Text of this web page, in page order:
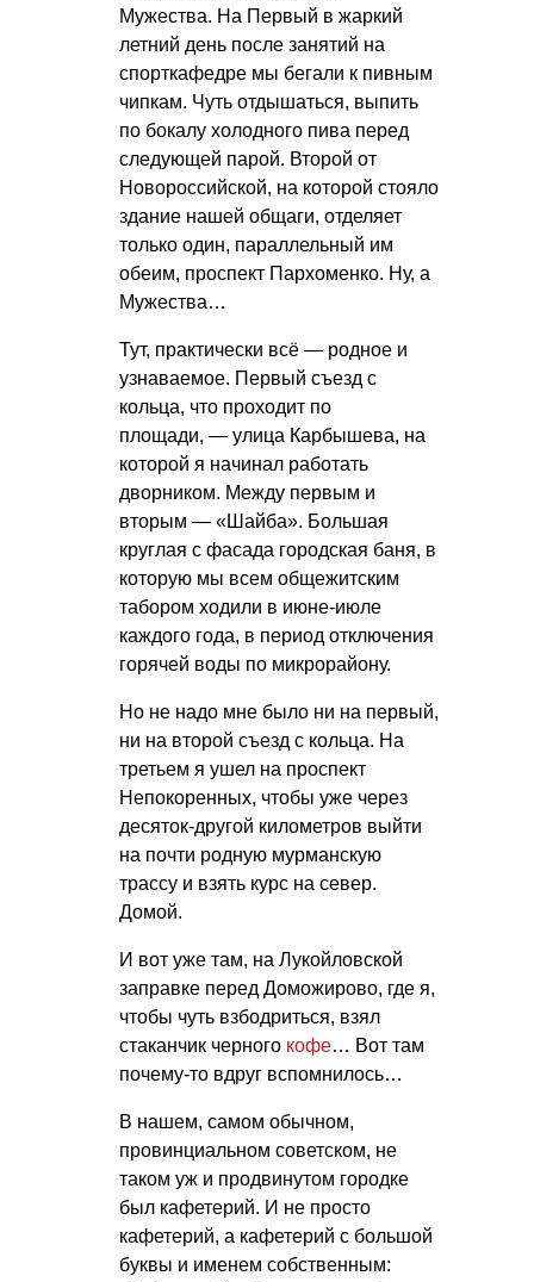
Мужества. На Первый в жаркий
летний день после занятий на
спорткафедре мы бегали к пивным
чипкам. Чуть отдышаться, выпить
по бокалу холодного пива перед
следующей парой. Второй от
Новороссийской, на которой стояло
здание нашей общаги, отделяет
только один, параллельный им
обеим, проспект Пархоменко. Ну, а
Мужества…
Тут, практически всё — родное и
узнаваемое. Первый съезд с
кольца, что проходит по
площади, — улица Карбышева, на
которой я начинал работать
дворником. Между первым и
вторым — «Шайба». Большая
круглая с фасада городская баня, в
которую мы всем общежитским
табором ходили в июне-июле
каждого года, в период отключения
горячей воды по микрорайону.
Но не надо мне было ни на первый,
ни на второй съезд с кольца. На
третьем я ушел на проспект
Непокоренных, чтобы уже через
десяток-другой километров выйти
на почти родную мурманскую
трассу и взять курс на север.
Домой.
И вот уже там, на Лукойловской
заправке перед Доможирово, где я,
чтобы чуть взбодриться, взял
стаканчик черного кофе… Вот там
почему-то вдруг вспомнилось…
В нашем, самом обычном,
провинциальном советском, не
таком уж и продвинутом городке
был кафетерий. И не просто
кафетерий, а кафетерий с большой
буквы и именем собственным: